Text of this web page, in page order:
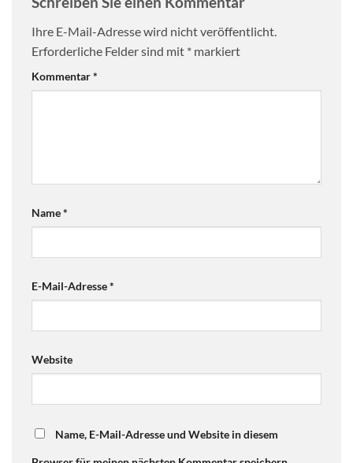
Ihre E-Mail-Adresse wird nicht veröffentlicht.
Erforderliche Felder sind mit * markiert
Kommentar*
Name*
E-Mail-Adresse*
Website
Name, E-Mail-Adresse und Website in diesem